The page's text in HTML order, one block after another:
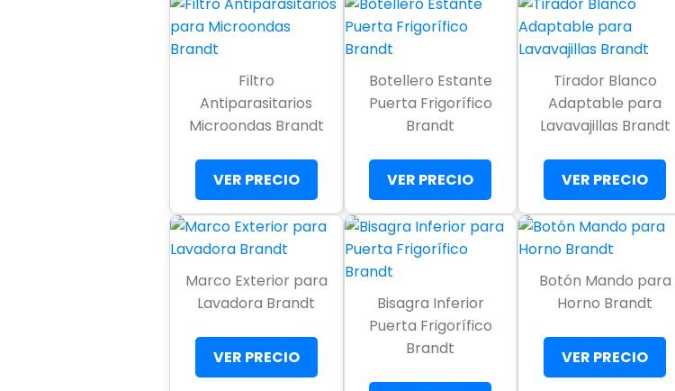
Filtro
Antiparasitarios
Microondas Brandt
VER PRECIO
Botellero Estante
Puerta Frigorífico
Brandt
VER PRECIO
Tirador Blanco
Adaptable para
Lavavajillas Brandt
VER PRECIO
Marco Exterior para
Lavadora Brandt
VER PRECIO
Bisagra Inferior
Puerta Frigorífico
Brandt
Botón Mando para
Horno Brandt
VER PRECIO